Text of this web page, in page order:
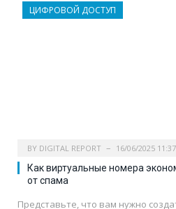
ЦИФРОВОЙ ДОСТУП
BY DIGITAL REPORT 16/06/2025 11:37
Как виртуальные номера
от спама
Представьте, что вам нужно